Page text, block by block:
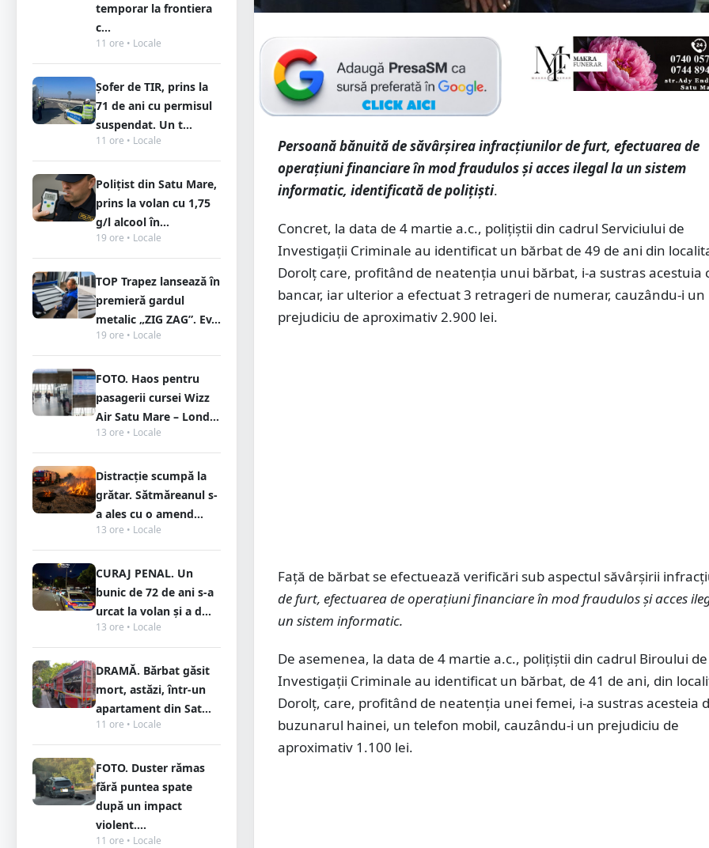
temporar la frontiera
c...
11 ore • Locale
Șofer de TIR, prins la
71 de ani cu permisul
suspendat. Un t...
11 ore • Locale
Polițist din Satu Mare,
prins la volan cu 1,75
g/l alcool în...
19 ore • Locale
TOP Trapez lansează în
premieră gardul
metalic „ZIG ZAG”. Ev...
19 ore • Locale
FOTO. Haos pentru
pasagerii cursei Wizz
Air Satu Mare – Lond...
13 ore • Locale
Distracție scumpă la
grătar. Sătmăreanul s-
a ales cu o amend...
13 ore • Locale
CURAJ PENAL. Un
bunic de 72 de ani s-a
urcat la volan și a d...
13 ore • Locale
DRAMĂ. Bărbat găsit
mort, astăzi, într-un
apartament din Sat...
11 ore • Locale
FOTO. Duster rămas
fără puntea spate
după un impact
violent....
11 ore • Locale
Persoană bănuită de săvârșirea infracțiunilor de furt, efectuarea de
operațiuni financiare în mod fraudulos și acces ilegal la un sistem
informatic, identificată de polițiști.
Concret, la data de 4 martie a.c., polițiștii din cadrul Serviciului de
Investigații Criminale au identificat un bărbat de 49 de ani din
Dorolț care, profitând de neatenția unui bărbat, i-a sustras acestuia
bancar, iar ulterior a efectuat 3 retrageri de numerar, cauzându-i un
prejudiciu de aproximativ 2.900 lei.
Față de bărbat se efectuează verificări sub aspectul săvârșirii
de furt, efectuarea de operațiuni financiare în mod fraudulos și acces
un sistem informatic.
De asemenea, la data de 4 martie a.c., polițiștii din cadrul Biroului de
Investigații Criminale au identificat un bărbat, de 41 de ani, din
Dorolț, care, profitând de neatenția unei femei, i-a sustras acesteia
buzunarul hainei, un telefon mobil, cauzându-i un prejudiciu de
aproximativ 1.100 lei.